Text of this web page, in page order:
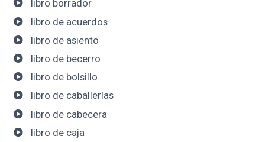
libro borrador
libro de acuerdos
libro de asiento
libro de becerro
libro de bolsillo
libro de caballerías
libro de cabecera
libro de caja